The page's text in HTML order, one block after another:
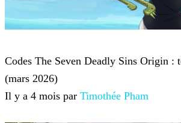
Codes The Seven Deadly Sins Origin :
(mars 2026)
Il y a 4 mois par Timothée Pham